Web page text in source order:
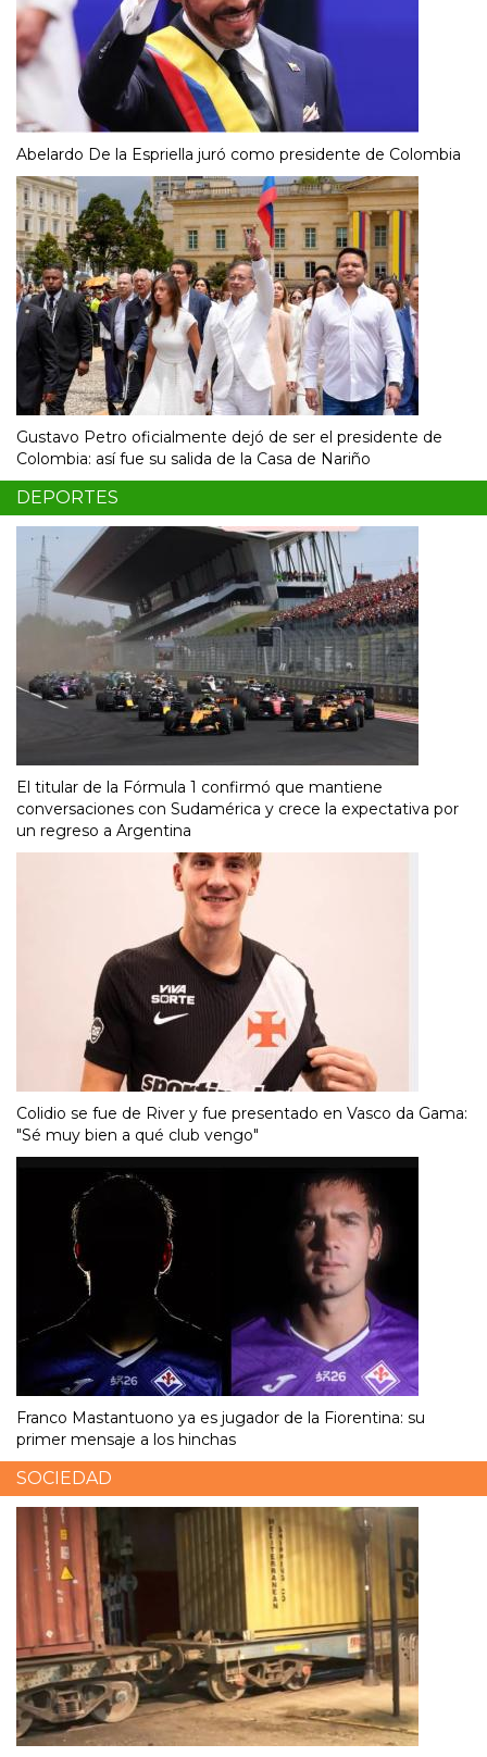
Abelardo De la Espriella juró como presidente de Colombia
Gustavo Petro oficialmente dejó de ser el presidente de
Colombia: así fue su salida de la Casa de Nariño
DEPORTES
El titular de la Fórmula 1 confirmó que mantiene
conversaciones con Sudamérica y crece la expectativa por
un regreso a Argentina
Colidio se fue de River y fue presentado en Vasco da Gama:
"Sé muy bien a qué club vengo"
Franco Mastantuono ya es jugador de la Fiorentina: su
primer mensaje a los hinchas
SOCIEDAD